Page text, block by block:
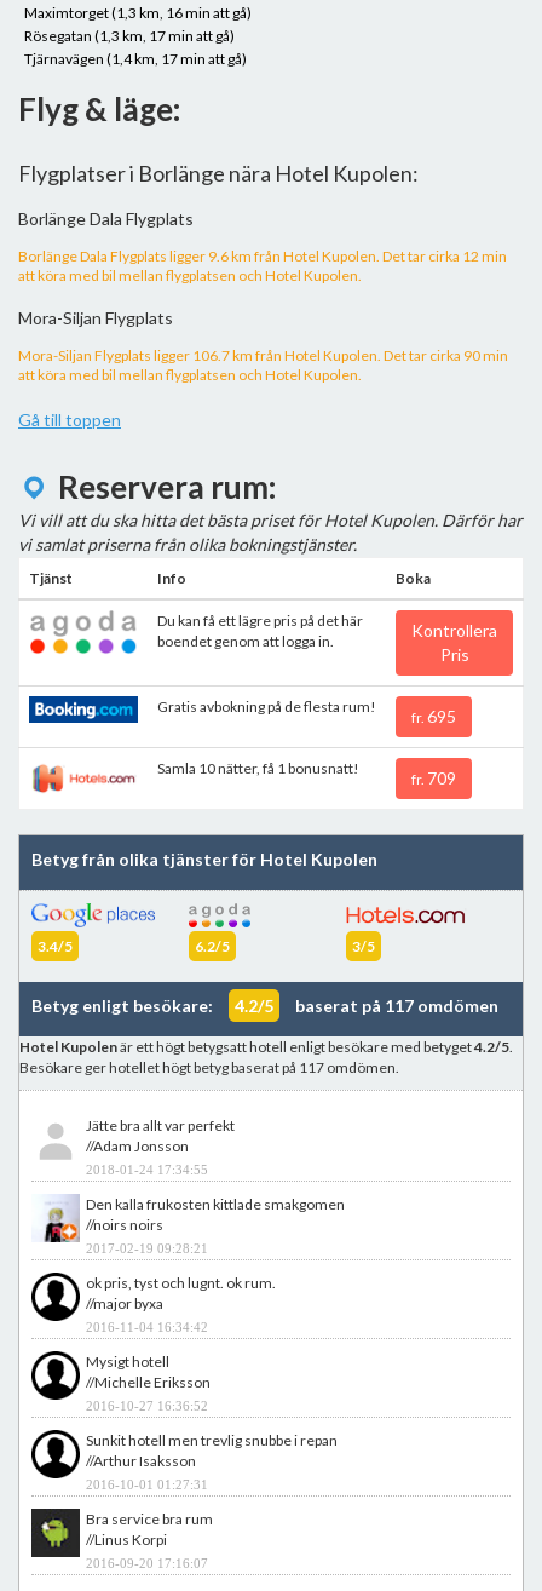
Maximtorget (1,3 km, 16 min att gå)
Rösegatan (1,3 km, 17 min att gå)
Tjärnavägen (1,4 km, 17 min att gå)
Flyg & läge:
Flygplatser i Borlänge nära Hotel Kupolen:
Borlänge Dala Flygplats
Borlänge Dala Flygplats ligger 9.6 km från Hotel Kupolen. Det tar cirka 12 min
att köra med bil mellan flygplatsen och Hotel Kupolen.
Mora-Siljan Flygplats
Mora-Siljan Flygplats ligger 106.7 km från Hotel Kupolen. Det tar cirka 90 min
att köra med bil mellan flygplatsen och Hotel Kupolen.
Gå till toppen
Reservera rum:
Vi vill att du ska hitta det bästa priset för Hotel Kupolen. Därför har
vi samlat priserna från olika bokningstjänster.
Tjänst Info Boka
Du kan få ett lägre pris på det här
boendet genom att logga in.
Kontrollera
Pris
Gratis avbokning på de flesta rum!
fr. 695
Samla 10 nätter, få 1 bonusnatt!
fr. 709
Betyg från olika tjänster för Hotel Kupolen
3.4/5 6.2/5 3/5
Betyg enligt besökare: 4.2/5 baserat på 117 omdömen
Hotel Kupolenär ett högt betygsatt hotell enligt besökare med betyget4.2/5.
Besökare ger hotellet högt betyg baserat på 117 omdömen.
Jätte bra allt var perfekt
//Adam Jonsson
2018-01-24 17:34:55
Den kalla frukosten kittlade smakgomen
//noirs noirs
2017-02-19 09:28:21
ok pris, tyst och lugnt. ok rum.
//major byxa
2016-11-04 16:34:42
Mysigt hotell
//Michelle Eriksson
2016-10-27 16:36:52
Sunkit hotell men trevlig snubbe i repan
//Arthur Isaksson
2016-10-01 01:27:31
Bra service bra rum
//Linus Korpi
2016-09-20 17:16:07